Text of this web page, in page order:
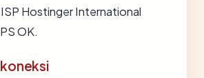
Hostinger International
OK.